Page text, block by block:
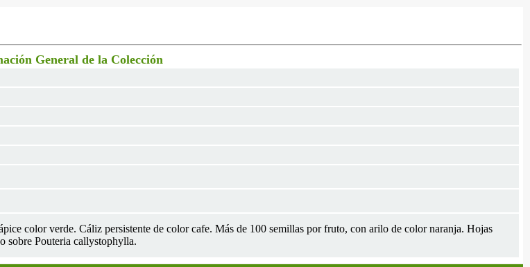
General de la Colección
color verde. Cáliz persistente de color cafe. Más de 100 semillas por fruto, con arilo de color naranja. Hojas
sobre Pouteria callystophylla.